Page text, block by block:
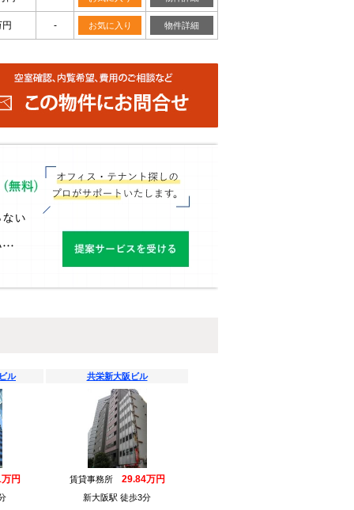
- お気に入り 物件詳細
ル
円
共栄新大阪ビル
賃貸事務所 29.84万円
新大阪駅 徒歩3分